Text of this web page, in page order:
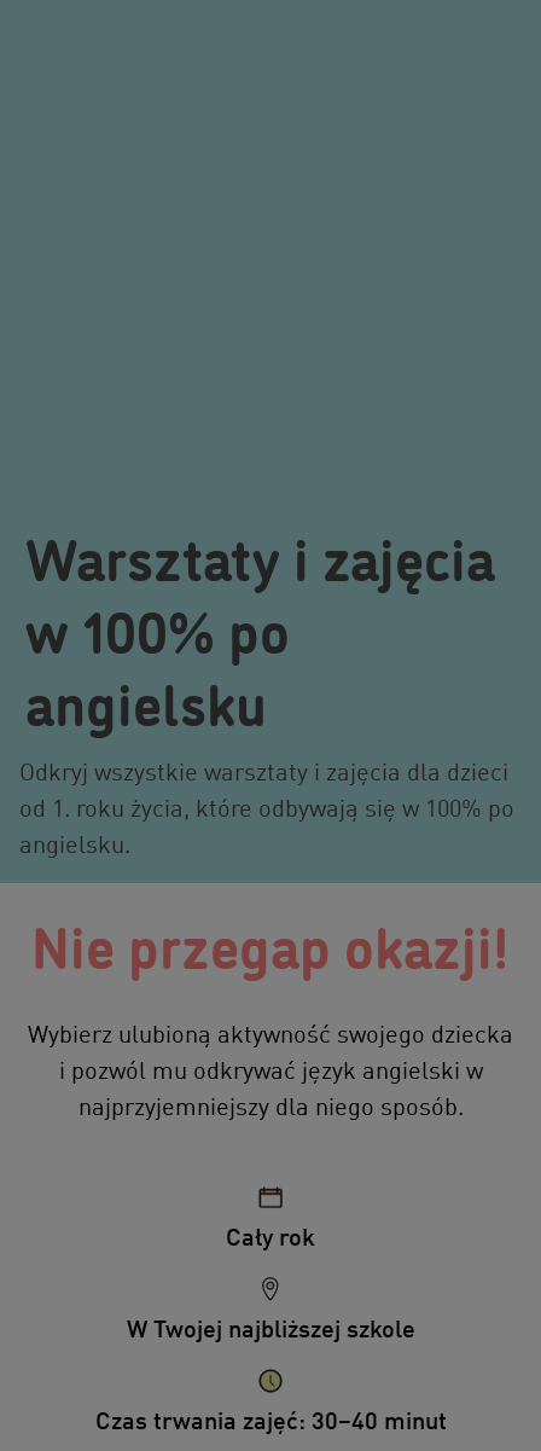
Warsztaty i zajęcia
w 100% po
angielsku
Odkryj wszystkie warsztaty i zajęcia dla dzieci
od 1. roku życia, które odbywają się w 100% po
angielsku.
Nie przegap okazji!
Wybierz ulubioną aktywność swojego dziecka
i pozwól mu odkrywać język angielski w
najprzyjemniejszy dla niego sposób.
Cały rok
W Twojej najbliższej szkole
Czas trwania zajęć: 30–40 minut